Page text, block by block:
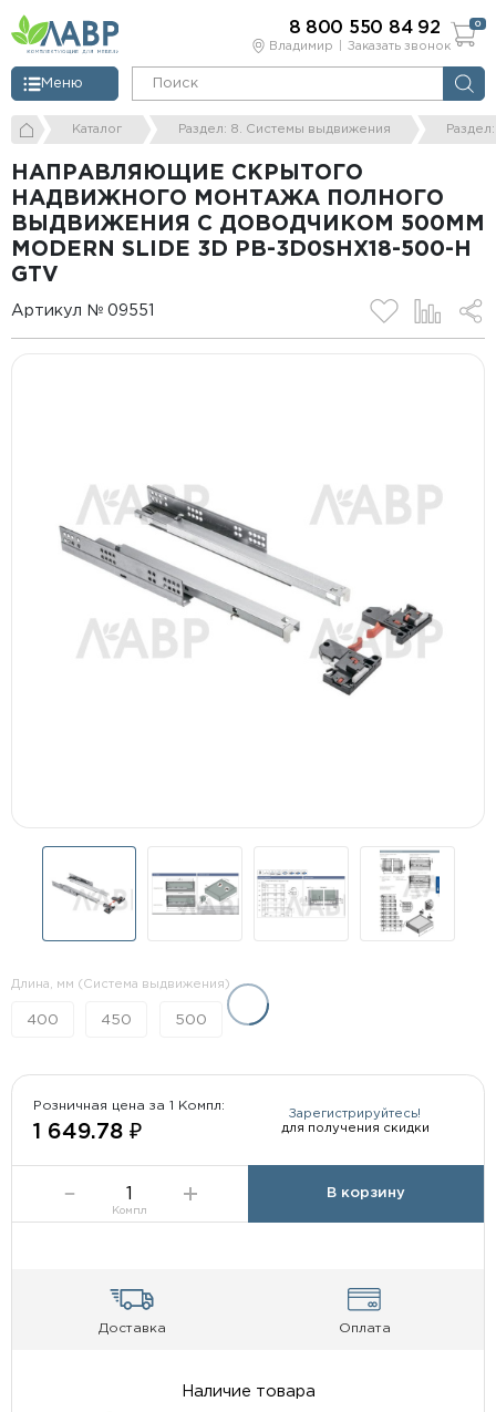
Владимир Заказать звонок
Меню
8 800 550 84 92 0
Каталог Раздел: 8. Системы выдвижения
НАПРАВЛЯЮЩИЕ СКРЫТОГО
НАДВИЖНОГО МОНТАЖА ПОЛНОГО
ВЫДВИЖЕНИЯ С ДОВОДЧИКОМ 500ММ
MODERN SLIDE 3D PB-3D0SHX18-500-H
GTV
Артикул № 09551
Длина, мм (Система выдвижения)
400 450 500
Розничная цена за 1 Компл:
1 649.78 ₽
Зарегистрируйтесь!
для получения скидки
Компл
В корзину
Доставка Оплата
Наличие товара